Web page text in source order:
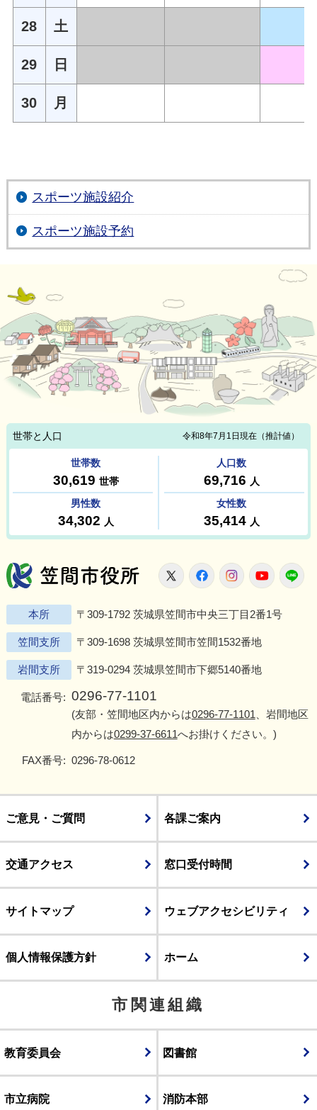
28 土
29 日
30 月
スポーツ施設紹介
スポーツ施設予約
笠間市役所
X FacebookInstagram
本所 〒309-1792 茨城県笠間市中央三丁目2番1号
笠間支所 〒309-1698 茨城県笠間市笠間1532番地
岩間支所 〒319-0294 茨城県笠間市下郷5140番地
電話番号: 0296-77-1101
(友部・笠間地区内からは0296-77-1101 、岩間地区
内からは0299-37-6611へお掛けください。)
FAX番号: 0296-78-0612
ご意見・ご質問 各課ご案内
交通アクセス 窓口受付時間
サイトマップ ウェブアクセシビリティ
個人情報保護方針 ホーム
市関連組織
教育委員会 図書館
市立病院 消防本部